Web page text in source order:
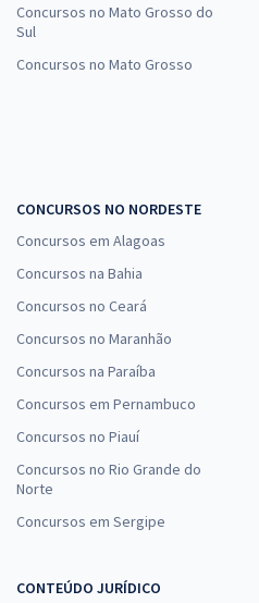
Concursos no Mato Grosso do
Sul
Concursos no Mato Grosso
CONCURSOS NO NORDESTE
Concursos em Alagoas
Concursos na Bahia
Concursos no Ceará
Concursos no Maranhão
Concursos na Paraíba
Concursos em Pernambuco
Concursos no Piauí
Concursos no Rio Grande do
Norte
Concursos em Sergipe
CONTEÚDO JURÍDICO